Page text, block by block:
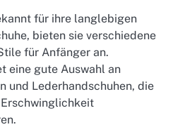
für ihre langlebigen
bieten sie verschiedene
für Anfänger an.
eine gute Auswahl an
und Lederhandschuhen, die